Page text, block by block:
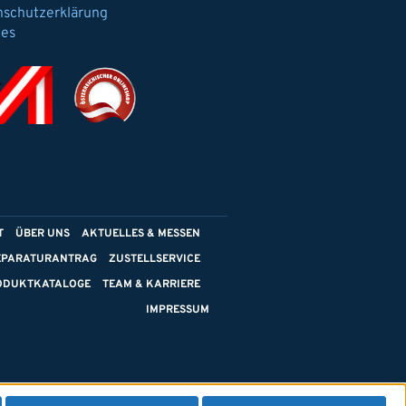
ÜBER UNS
AKTUELLES & MESSEN
ZUSTELLSERVICE
TEAM & KARRIERE
IMPRESSUM